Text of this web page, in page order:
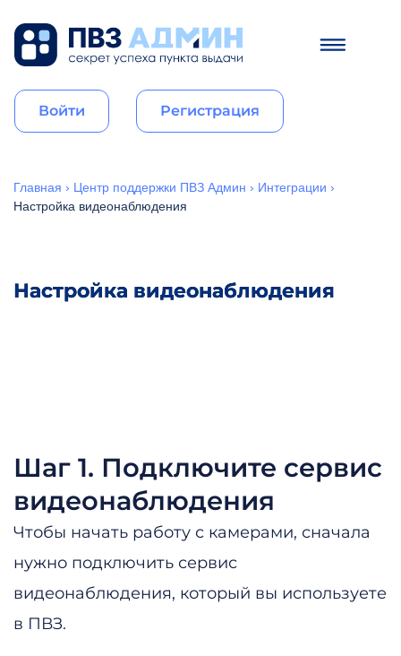
Войти Регистрация
Главная › Центр поддержки ПВЗ Админ › Интеграции ›
Настройка видеонаблюдения
Настройка видеонаблюдения
Шаг 1. Подключите сервис
видеонаблюдения
Чтобы начать работу с камерами, сначала
нужно подключить сервис
видеонаблюдения, который вы используете
в ПВЗ.